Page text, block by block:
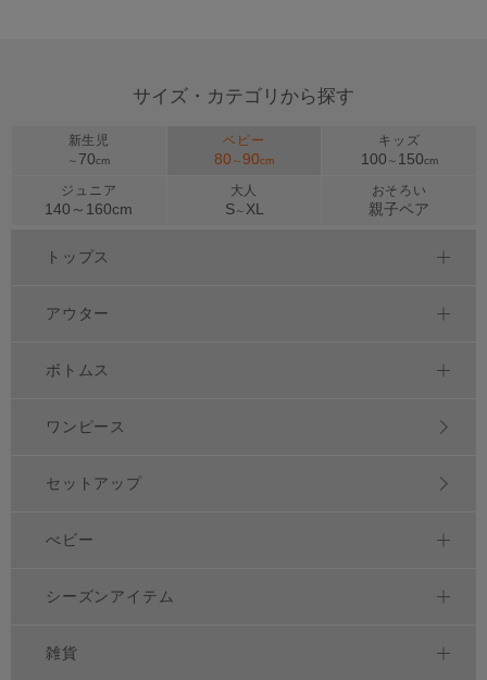
サイズ・カテゴリから探す
新生児
～ 70cm
ベビー
80 ～90cm
キッズ
100 ～ 150cm
ジュニア
140～ 160cm
大人
S～ XL
おそろい
親子ペア
トップス
アウター
ボトムス
ワンピース
セットアップ
べビー
シーズンアイテム
雑貨